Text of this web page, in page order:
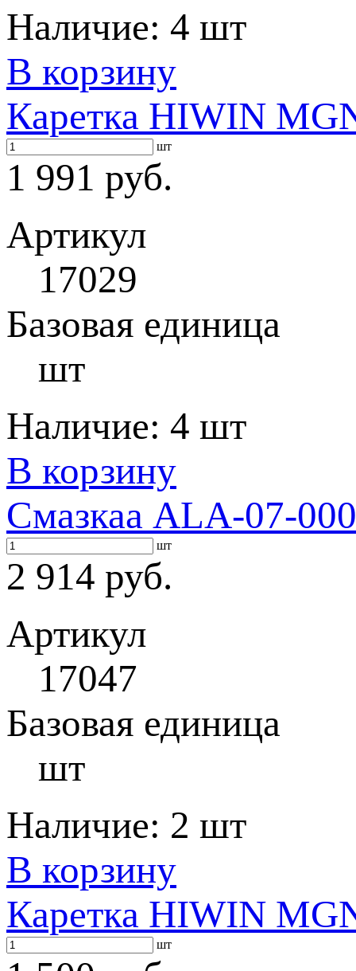
Наличие: 4 шт
В корзину
Каретка HIWIN
шт
1 991 руб.
Артикул
17029
Базовая единица
шт
Наличие: 4 шт
В корзину
Смазкаа ALA-07-
шт
2 914 руб.
Артикул
17047
Базовая единица
шт
Наличие: 2 шт
В корзину
Каретка HIWIN
шт